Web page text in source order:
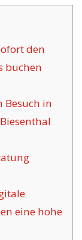
den
buchen
Besuch in
eine hohe